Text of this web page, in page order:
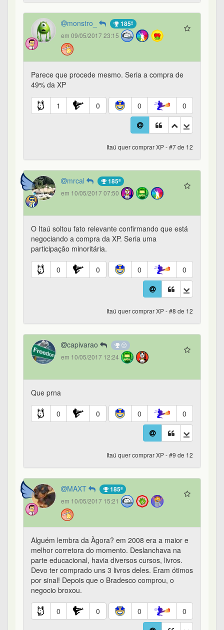
monstro_ 185º
em 09/05/2017 23:15
Parece que procede mesmo. Seria a compra de
49% da XP
1 0 0 0
Itaú quer comprar XP - #7 de 12
mrcal 185º
em 10/05/2017 07:50
O Itaú soltou fato relevante confirmando que está
negociando a compra da XP. Seria uma
participação minoritária.
0 0 0 0
Itaú quer comprar XP - #8 de 12
capivarao
em 10/05/2017 12:24
Que prna
0 0 0 0
Itaú quer comprar XP - #9 de 12
MAXT 185º
em 10/05/2017 15:21
Alguém lembra da Àgora? em 2008 era a maior e
melhor corretora do momento. Deslanchava na
parte educacional, havia diversos cursos, livros.
Devo ter comprado uns 3 livros deles. Eram ótimos
por sinal! Depois que o Bradesco comprou, o
negocio broxou.
0 0 0 0